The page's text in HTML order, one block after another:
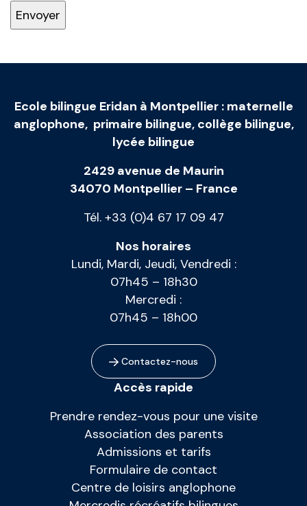
Ecole bilingue Eridan à Montpellier: maternelle
anglophone, primaire bilingue, collège bilingue,
lycée bilingue
2429 avenue de Maurin
34070 Montpellier – France
Tél. +33 (0)4 67 17 09 47
Nos horaires
Lundi, Mardi, Jeudi, Vendredi :
07h45 – 18h30
Mercredi :
07h45 – 18h00
Contactez-nous
Accès rapide
Prendre rendez-vous pour une visite
Association des parents
Admissions et tarifs
Formulaire de contact
Centre de loisirs anglophone